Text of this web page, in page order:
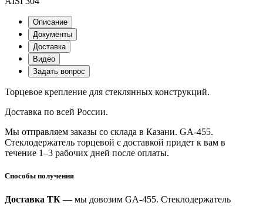
Описание
Документы
Доставка
Видео
Задать вопрос
Торцевое крепление для стеклянных конструкций.
Доставка по всей России.
Мы отправляем заказы со склада в Казани. GA-455.
Стеклодержатель торцевой с доставкой придет к вам в
течение 1–3 рабочих дней после оплаты.
Способы получения
Доставка ТК — мы довозим GA-455. Стеклодержатель